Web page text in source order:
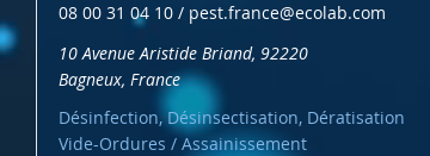
08 00 31 04 10 / pest.france@ecolab.com
10 Avenue Aristide Briand, 92220
Bagneux, France
Désinfection, Désinsectisation, Dératisation
Vide-Ordures / Assainissement